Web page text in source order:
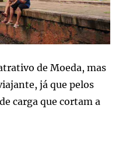
de Moeda, mas
já que pelos
carga que cortam a